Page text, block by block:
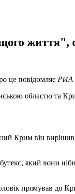
це повідомляє РИА
областю та
Крим він
який вони
прямував до